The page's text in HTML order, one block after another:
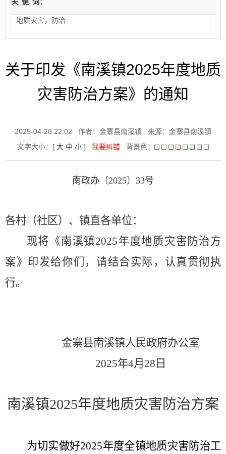
地质灾害，防治
关于印发《南溪镇2025年度地质
灾害防治方案》的通知
2025-04-28 22:02 作者：金寨县南溪镇
来源：金寨县南溪镇
文字大小：[ 大 中 小] 我要纠错 背景色：
南政办〔2025〕 33号
各村（社区）、镇直各单位：
现将《南溪镇2025年度地质灾害防治方
案》印发给你们，请结合实际，认真贯彻执
行。
金寨县南溪镇人民政府办公室
2025年4月 28 日
南溪镇2025年度地质灾害防治方案
为切实做好2025年度全镇地质灾害防治工